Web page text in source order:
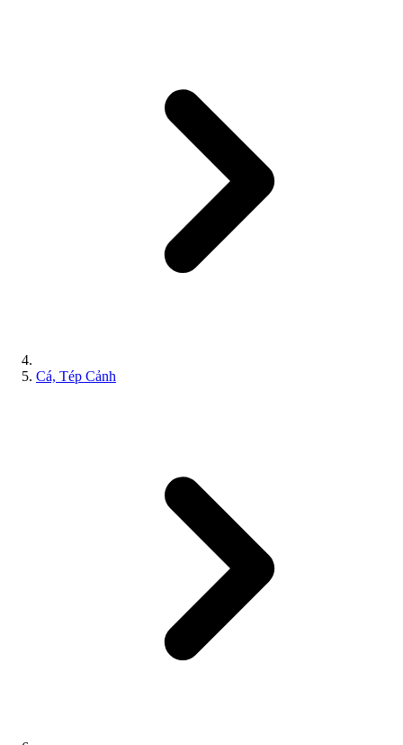
Cá, Tép Cảnh